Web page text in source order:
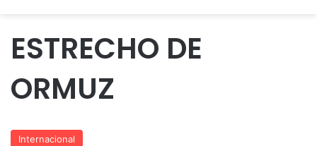
ESTRECHO DE
ORMUZ
Internacional